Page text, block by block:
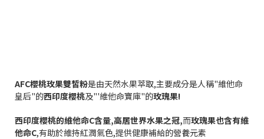
AFC櫻桃玫果雙皙粉是由天然水果萃取,主要成分是人稱"維他命
皇后"的西印度櫻桃及"'維他命寶庫"的玫瑰果!
西印度櫻桃的維他命C含量,高居世界水果之冠,而玫瑰果也含有維
他命C,有助於維持紅潤氣色,提供健康補給的營養元素